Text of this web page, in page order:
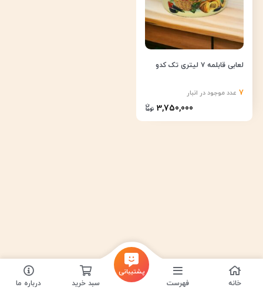
7 عدد موجود در انبار
لعابی قابلمه ۷ لیتری تک کدو
3,750,000
خانه فهرست درباره ما سبد خرید
پشتیبانی